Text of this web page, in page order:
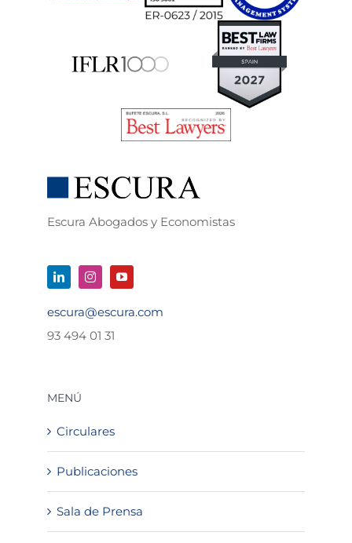
Escura Abogados y Economistas
escura@escura.com
93 494 01 31
MENÚ
Circulares
Publicaciones
Sala de Prensa